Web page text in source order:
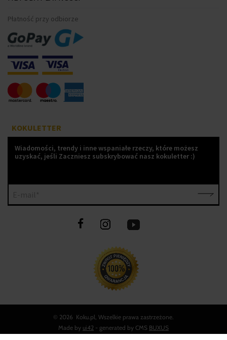
Płatność przy odbiorze
KOKULETTER
Wiadomości, trendy i inne wspaniałe rzeczy, które możesz
uzyskać, jeśli Zaczniesz subskrybować nasz kokuletter :)
© 2026 Koku.pl, Wszelkie prawa zastrzeżone.
Made by ui42 - generated by CMS BUXUS